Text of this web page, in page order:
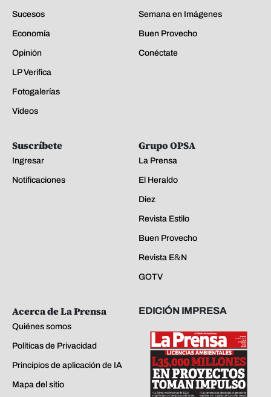
Sucesos
Economía
Opinión
LP Verifica
Fotogalerías
Videos
Semana en Imágenes
Buen Provecho
Conéctate
Suscríbete
Ingresar
Notificaciones
Grupo OPSA
La Prensa
El Heraldo
Diez
Revista Estilo
Buen Provecho
Revista E&N
GOTV
Acerca de La Prensa
Quiénes somos
Políticas de Privacidad
Principios de aplicación de IA
Mapa del sitio
EDICIÓN IMPRESA